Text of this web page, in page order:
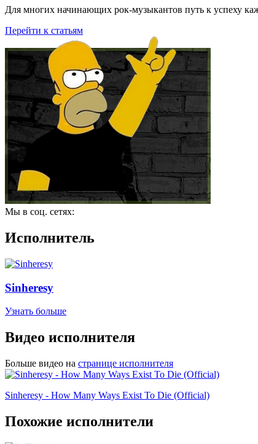
Для многих начинающих рок-музыкантов путь к успеху
Перейти к статьям
Мы в соц. сетях:
Исполнитель
Sinheresy
Узнать больше
Видео исполнителя
Больше видео на странице исполнителя
Sinheresy - How Many Ways Exist To Die (Official)
Похожие исполнители